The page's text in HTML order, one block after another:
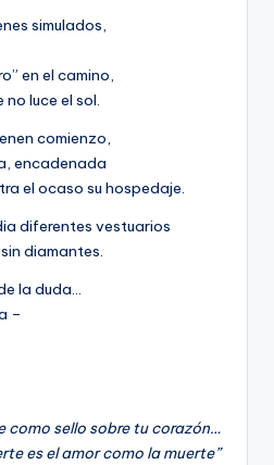
simulados,
en el camino,
luce el sol.
comienzo,
encadenada
el ocaso su hospedaje.
diferentes vestuarios
diamantes.
la duda…
–
como sello sobre tu corazón…
es el amor como la muerte”